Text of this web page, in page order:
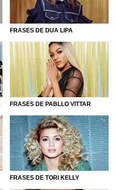
FRASES DE DUA LIPA
FRASES DE PABLLO VITTAR
FRASES DE TORI KELLY